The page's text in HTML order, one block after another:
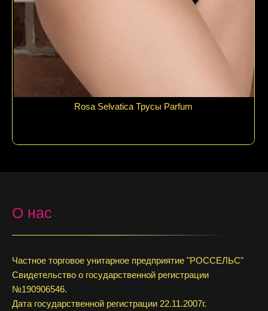
Rosa Selvatica Трусы Parfum
О нас
Частное торговое унитарное предприятие "РОССЕЛЬС"
Свидетельство о государственной регистрации
№190906546.
Дата государственной регистрации 22.11.2007г.